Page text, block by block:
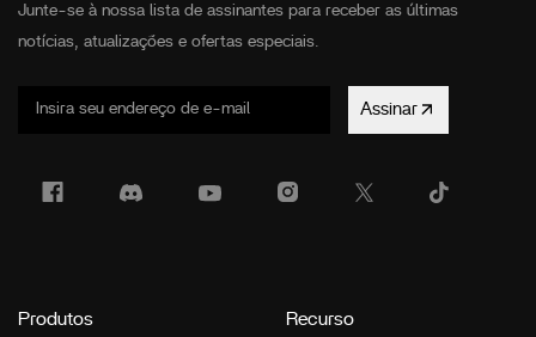
Junte-se à nossa lista de assinantes para receber as últimas
notícias, atualizações e ofertas especiais.
Assinar
Produtos Recurso